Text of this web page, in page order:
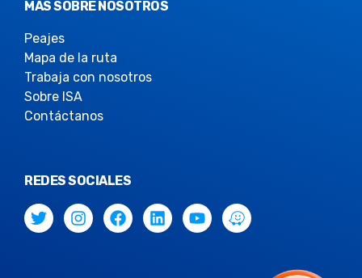
MÁS SOBRE NOSOTROS
Peajes
Mapa de la ruta
Trabaja con nosotros
Sobre ISA
Contáctanos
REDES SOCIALES